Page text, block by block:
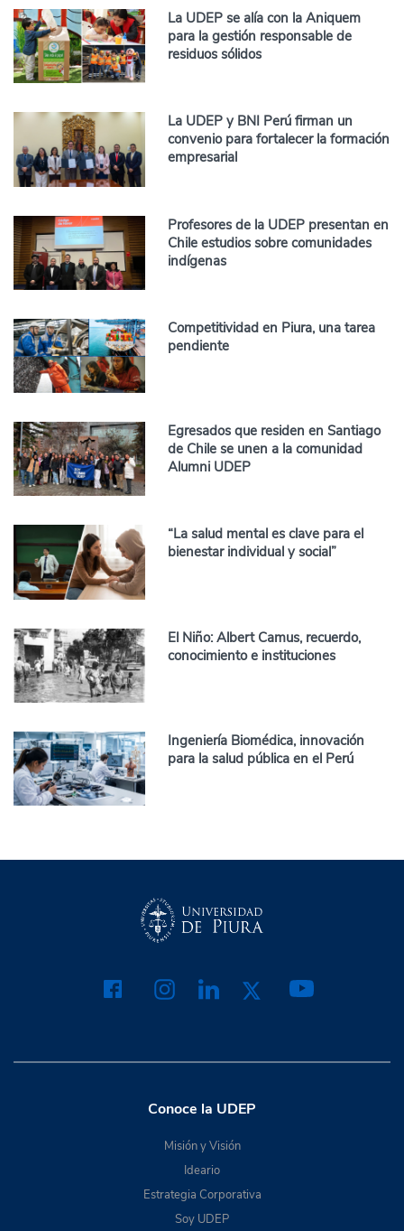
La UDEP se alía con la Aniquem
para la gestión responsable de
residuos sólidos
La UDEP y BNI Perú firman un
convenio para fortalecer la formación
empresarial
Profesores de la UDEP presentan en
Chile estudios sobre comunidades
indígenas
Competitividad en Piura, una tarea
pendiente
Egresados que residen en Santiago
de Chile se unen a la comunidad
Alumni UDEP
“La salud mental es clave para el
bienestar individual y social”
El Niño: Albert Camus, recuerdo,
conocimiento e instituciones
Ingeniería Biomédica, innovación
para la salud pública en el Perú
Conoce la UDEP
Misión y Visión
Ideario
Estrategia Corporativa
Soy UDEP